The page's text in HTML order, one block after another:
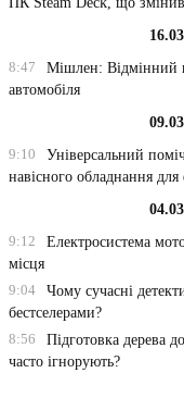
8:47
Мішлен: Відмінний
автомобіля
9:10
Універсальний
навісного обладнання
9:12
Електросистема
місця
9:04
Чому сучасні
бестселерами?
8:56
Підготовка дерева
часто ігнорують?